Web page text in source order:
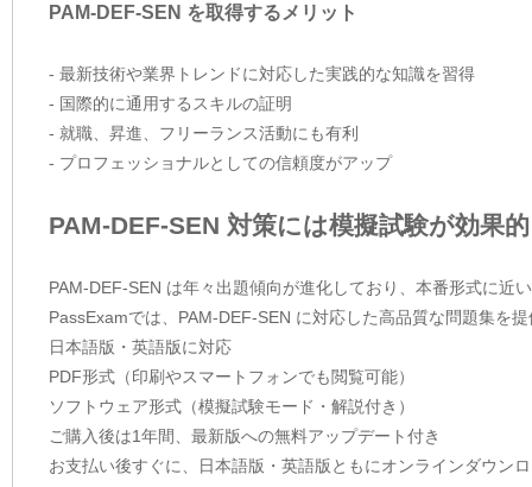
PAM-DEF-SEN を取得するメリット
- 最新技術や業界トレンドに対応した実践的な知識を習得
- 国際的に通用するスキルの証明
- 就職、昇進、フリーランス活動にも有利
- プロフェッショナルとしての信頼度がアップ
PAM-DEF-SEN 対策には模擬試験が効果的
PAM-DEF-SEN は年々出題傾向が進化しており、本番形式に近
PassExamでは、PAM-DEF-SEN に対応した高品質な問題集を
日本語版・英語版に対応
PDF形式（印刷やスマートフォンでも閲覧可能）
ソフトウェア形式（模擬試験モード・解説付き）
ご購入後は1年間、最新版への無料アップデート付き
お支払い後すぐに、日本語版・英語版ともにオンラインダウン